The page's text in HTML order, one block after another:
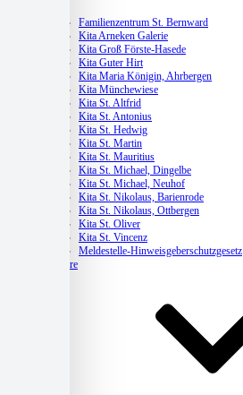
Familienzentrum St. Bernward
Kita Arneken Galerie
Kita Groß Förste-Hasede
Kita Guter Hirt
Kita Maria Königin, Ahrbergen
Kita Münchewiese
Kita St. Altfrid
Kita St. Antonius
Kita St. Hedwig
Kita St. Martin
Kita St. Mauritius
Kita St. Michael, Dingelbe
Kita St. Michael, Neuhof
Kita St. Nikolaus, Barienrode
Kita St. Nikolaus, Ottbergen
Kita St. Oliver
Kita St. Vincenz
Meldestelle-Hinweisgeberschutzgesetz
Karriere